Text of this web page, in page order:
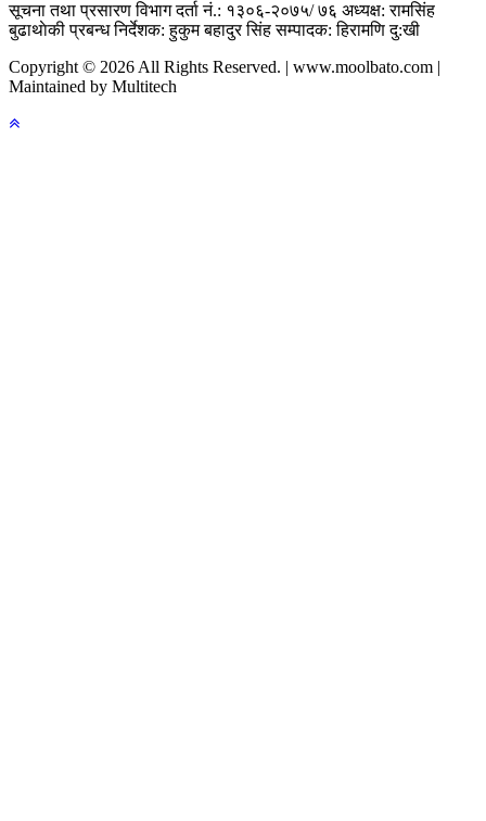
सूचना तथा प्रसारण विभाग दर्ता नं.: १३०६-२०७५/ ७६ अध्यक्ष: रामसिंह
बुढाथाेकी प्रबन्ध निर्देशक: हुकुम बहादुर सिंह सम्पादक: हिरामणि दु:खी
Copyright © 2026 All Rights Reserved. | www.moolbato.com |
Maintained by Multitech